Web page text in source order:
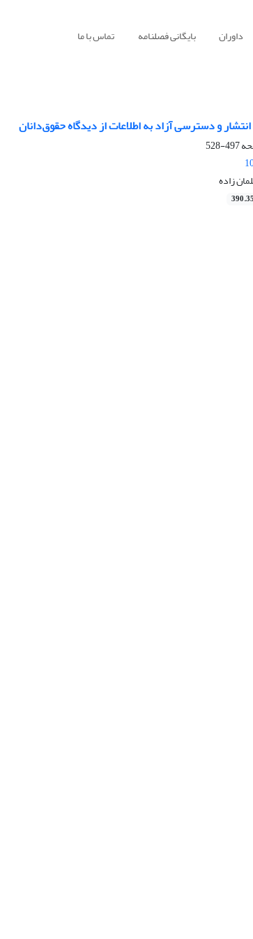
داوران بایگانی فصلنامه تماس با ما
و دسترسی آزاد به اطلاعات از دیدگاه حقوق‌دانان
497-528
زاده